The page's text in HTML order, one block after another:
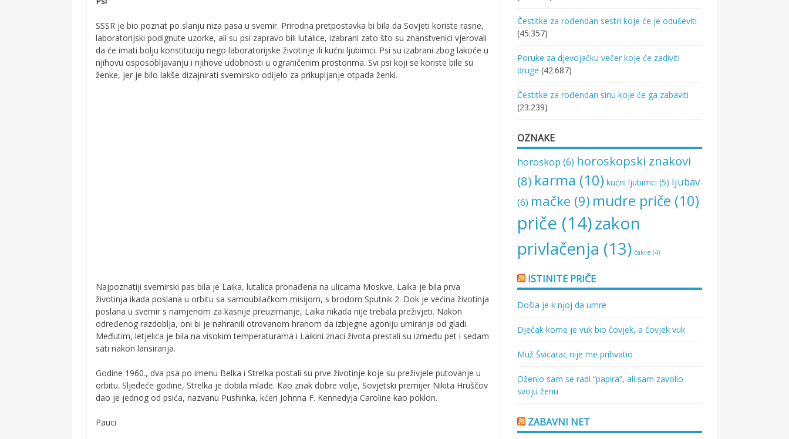
SSSR je bio poznat po slanju niza pasa u svemir. Prirodna pretpostavka bi bila da Sovjeti koriste rasne,
laboratorijski podignute uzorke, ali su psi zapravo bili lutalice, izabrani zato što su znanstvenici vjerovali
da će imati bolju konstituciju nego laboratorijske životinje ili kućni ljubimci. Psi su izabrani zbog lakoće u
njihovu osposobljavanju i njihove udobnosti u ograničenim prostorima. Svi psi koji se koriste bile su
ženke, jer je bilo lakše dizajnirati svemirsko odijelo za prikupljanje otpada ženki.
Najpoznatiji svemirski pas bila je Laika, lutalica pronađena na ulicama Moskve. Laika je bila prva
životinja ikada poslana u orbitu sa samoubilačkom misijom, s brodom Sputnik 2. Dok je većina životinja
poslana u svemir s namjenom za kasnije preuzimanje, Laika nikada nije trebala preživjeti. Nakon
određenog razdoblja, oni bi je nahranili otrovanom hranom da izbjegne agoniju umiranja od gladi.
Međutim, letjelica je bila na visokim temperaturama i Laikini znaci života prestali su između pet i sedam
sati nakon lansiranja.
Godine 1960., dva psa po imenu Belka i Strelka postali su prve životinje koje su preživjele putovanje u
orbitu. Sljedeće godine, Strelka je dobila mlade. Kao znak dobre volje, Sovjetski premijer Nikita Hruščov
dao je jednog od psića, nazvanu Pushinka, kćeri Johnna F. Kennedyja Caroline kao poklon.
Pauci
Čestitke za rođendan sestri koje će je oduševiti
(45.357)
Poruke za djevojačku večer koje će zadiviti
druge (42.687)
Čestitke za rođendan sinu koje će ga zabaviti
(23.239)
OZNAKE
horoskop (6) horoskopski znakovi
(8) karma (10) kućni ljubimci (5) ljubav
(6) mačke (9) mudre priče (10)
priče (14)zakon
privlačenja (13) čakre (4)
ISTINITE PRIČE
Došla je k njoj da umre
Dječak kome je vuk bio čovjek, a čovjek vuk
Muž Švicarac nije me prihvatio
Oženio sam se radi “papira”, ali sam zavolio
svoju ženu
ZABAVNI NET